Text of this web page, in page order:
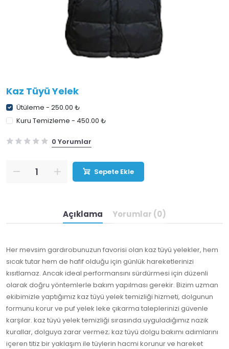
Kaz Tüyü Yelek
Ütüleme - 250.00 ₺
Kuru Temizleme - 450.00 ₺
0 Yorumlar
Sepete Ekle
Açıklama Yorumlar (0)
Her mevsim gardırobunuzun favorisi olan kaz tüyü yelekler, hem
sıcak tutar hem de hafif olduğu için günlük hareketlerinizi
kısıtlamaz. Ancak ideal performansını sürdürmesi için düzenli
olarak doğru yöntemlerle bakım yapılması gerekir. Bizim uzman
ekibimizle yaptığımız kaz tüyü yelek temizliği hizmeti, dolgunun
formunu korur ve puf yelek leke çıkarma taleplerinizi güvenle
karşılar. kaz tüyü yelek temizliği sırasında uyguladığımız nazik
kurallar, dolguya zarar vermez; kaz tüyü dolgu bakımı adımlarını
içeren titiz bir yaklaşım ile tüylerin hacmi korunur ve hareket